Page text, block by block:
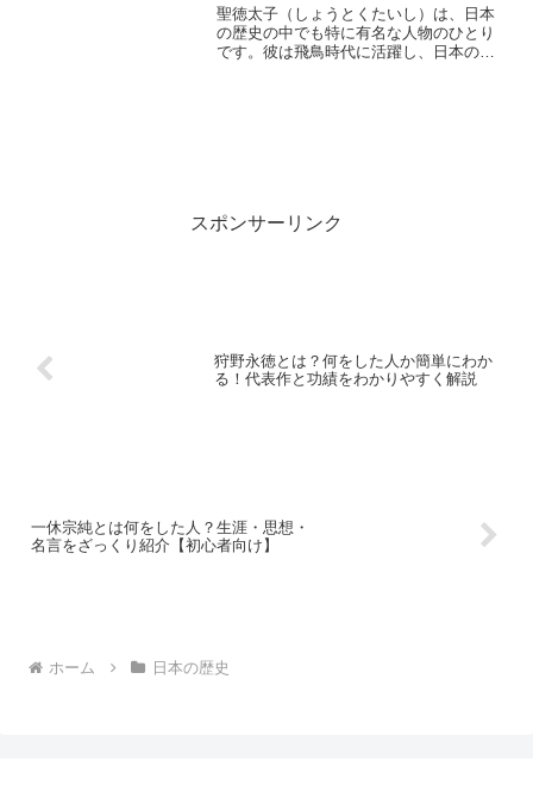
聖徳太子（しょうとくたいし）は、日本
の歴史の中でも特に有名な人物のひとり
です。彼は飛鳥時代に活躍し、日本の政
スポンサーリンク
狩野永徳とは？何をした人か簡単にわか
る！代表作と功績をわかりやすく解説
一休宗純とは何をした人？生涯・思想・
名言をざっくり紹介【初心者向け】
ホーム 日本の歴史